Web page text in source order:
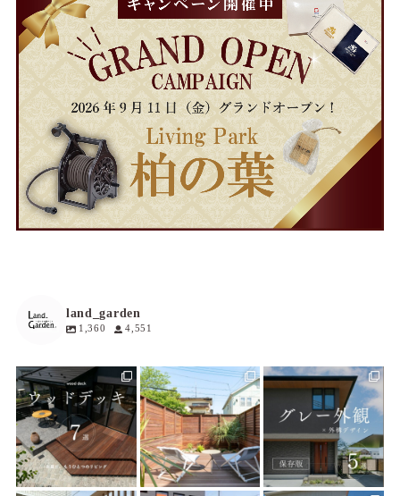
land_garden
1,360 4,551
land_garden
14 0
land_garden
18 0
land_garden
19 0